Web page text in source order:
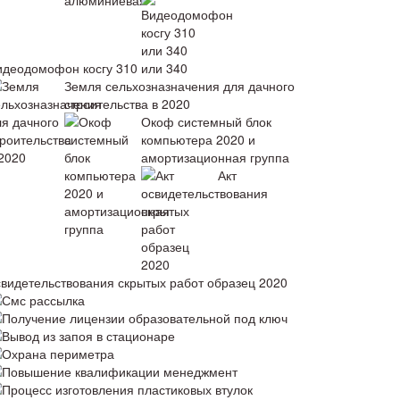
косгу 310 или 340
Земля сельхозназначения для дачного
строительства в 2020
Окоф системный блок
компьютера 2020 и
амортизационная группа
Акт
скрытых работ образец 2020
Смс рассылка
Получение лицензии образовательной под ключ
Вывод из запоя в стационаре
Охрана периметра
Повышение квалификации менеджмент
Процесс изготовления пластиковых втулок